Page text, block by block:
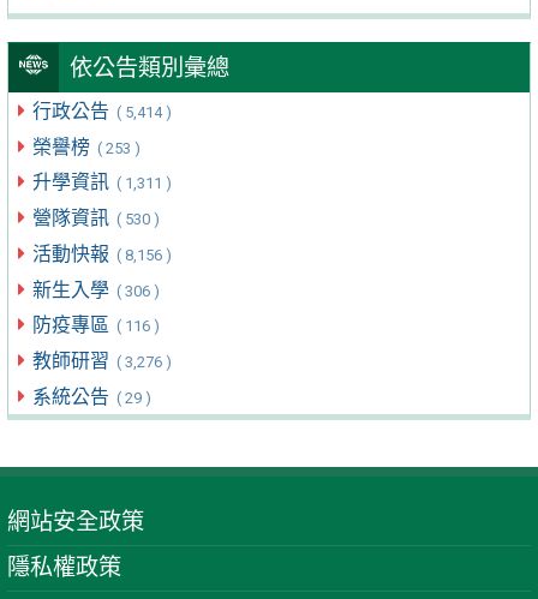
依公告類別彙總
行政公告 ( 5,414 )
榮譽榜 ( 253 )
升學資訊 ( 1,311 )
營隊資訊 ( 530 )
活動快報 ( 8,156 )
新生入學 ( 306 )
防疫專區 ( 116 )
教師研習 ( 3,276 )
系統公告 ( 29 )
網站安全政策
隱私權政策